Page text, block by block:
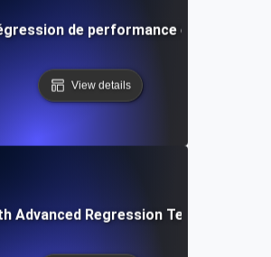
de performance et
View details
Advanced Regression Testing and